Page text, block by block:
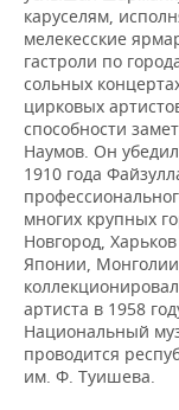
каруселям,
мелекесские
гастроли по
сольных
цирковых
способности
Наумов. Он
1910 года
многих крупных
Новгород,
Японии,
артиста в 1958
Национальный
проводится
им. Ф. Туишева.